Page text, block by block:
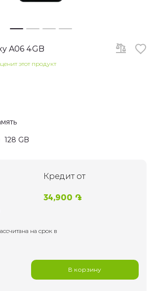
A06 4GB
Кредит от
34,900 ֏
на срок в
В корзину
этот продукт
128 GB